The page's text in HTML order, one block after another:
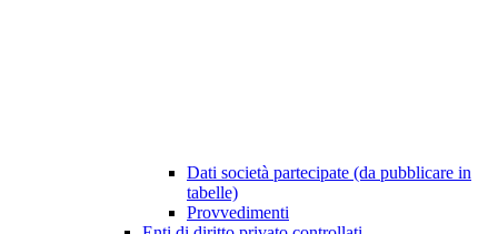
Dati società partecipate (da pubblicare in
tabelle)
Provvedimenti